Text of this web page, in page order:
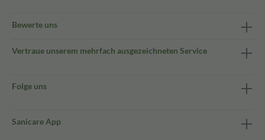
Bewerte uns
Vertraue unserem mehrfach ausgezeichneten Service
Folge uns
Sanicare App